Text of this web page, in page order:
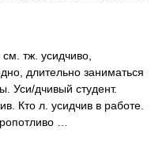
тж. усидчиво,
длительно заниматься
Уси/дчивый студент.
Кто л. усидчив в работе.
…